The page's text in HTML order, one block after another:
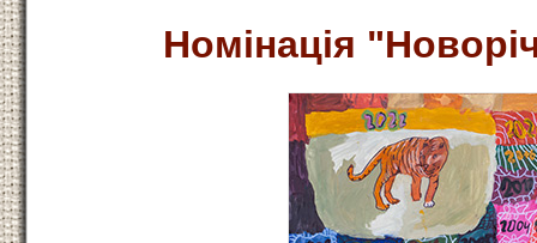
Номінація